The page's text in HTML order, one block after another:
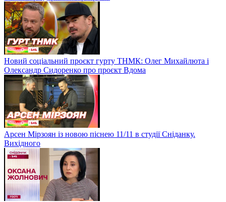
Новий соціальний проєкт гурту ТНМК: Олег Михайлюта і
Олександр Сидоренко про проєкт Вдома
Арсен Мірзоян із новою піснею 11/11 в студії Сніданку.
Вихідного